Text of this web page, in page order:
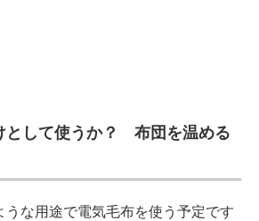
として使うか？ 布団を温める
な用途で電気毛布を使う予定です